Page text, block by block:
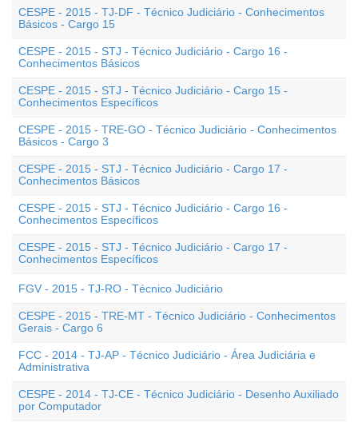
CESPE - 2015 - TJ-DF - Técnico Judiciário - Conhecimentos
Básicos - Cargo 15
CESPE - 2015 - STJ - Técnico Judiciário - Cargo 16 -
Conhecimentos Básicos
CESPE - 2015 - STJ - Técnico Judiciário - Cargo 15 -
Conhecimentos Específicos
CESPE - 2015 - TRE-GO - Técnico Judiciário - Conhecimentos
Básicos - Cargo 3
CESPE - 2015 - STJ - Técnico Judiciário - Cargo 17 -
Conhecimentos Básicos
CESPE - 2015 - STJ - Técnico Judiciário - Cargo 16 -
Conhecimentos Específicos
CESPE - 2015 - STJ - Técnico Judiciário - Cargo 17 -
Conhecimentos Específicos
FGV - 2015 - TJ-RO - Técnico Judiciário
CESPE - 2015 - TRE-MT - Técnico Judiciário - Conhecimentos
Gerais - Cargo 6
FCC - 2014 - TJ-AP - Técnico Judiciário - Área Judiciária e
Administrativa
CESPE - 2014 - TJ-CE - Técnico Judiciário - Desenho Auxiliado
por Computador